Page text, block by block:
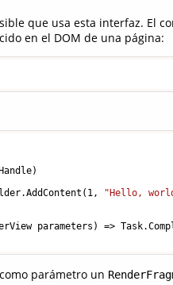
que usa esta interfaz. El
en el DOM de una página:
)
1 , "Hello,
parameters )
=>
parámetro un